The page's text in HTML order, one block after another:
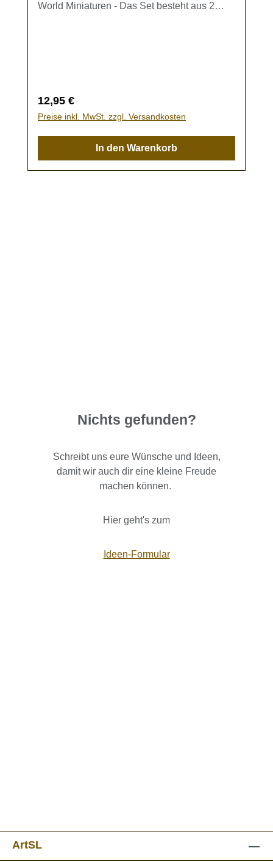
World Miniaturen - Das Set besteht aus 2
Regulärer Preis:
12,95 €
Preise inkl. MwSt. zzgl. Versandkosten
In den Warenkorb
Nichts gefunden?
Schreibt uns eure Wünsche und Ideen,
damit wir auch dir eine kleine Freude
machen können.
Hier geht's zum
Ideen-Formular
ArtSL